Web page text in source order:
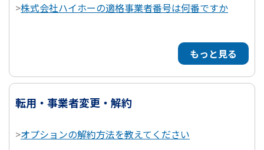
>株式会社ハイホーの適格事業者番号は何番ですか
もっと見る
転用・事業者変更・解約
>オプションの解約方法を教えてください